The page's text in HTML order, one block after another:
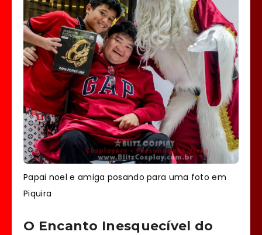
Papai noel e amiga posando para uma foto em
Piquira
O Encanto Inesquecível do